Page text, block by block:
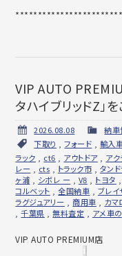
VIP AUTO
タハイブリッドZ」
2026.08.08
納車
下取り
,フォード 輸入
ラック
ct6 アウトドア, アク
レー
cts トラック市 タンド
ヶ浦
シボレ ー V8 トヨタ
コルベット ,全国納車 ブレイ
ラグジュアリー
,商用車 カマ
,千葉県 ,無料査定 アメ車
VIP AUTO PREMIUM店